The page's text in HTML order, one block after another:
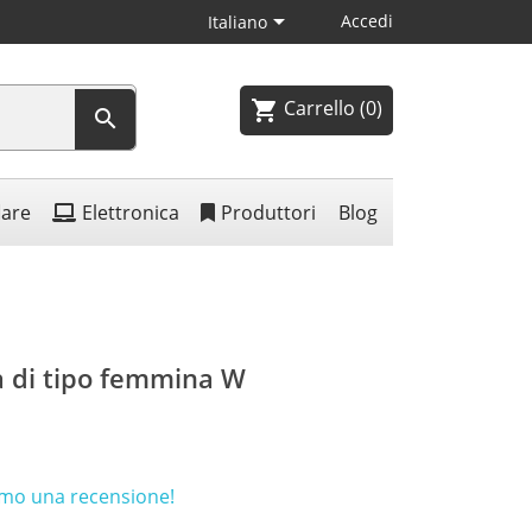
Italiano Accedi
 shopping_cart Carrello (0)
Elettronica Produttori Blog
tipo femmina W
una recensione!